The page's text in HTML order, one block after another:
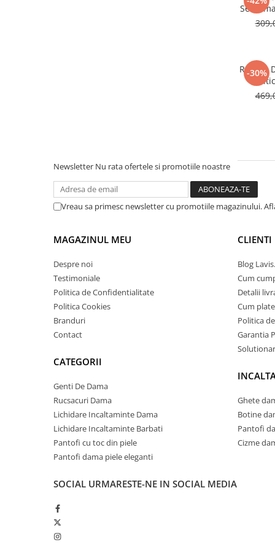
-30%
Rucsac
Newsletter Nu rata ofertele si promotiile noastre
Vreau sa primesc newsletter cu promotiile magazinului.
MAGAZINUL MEU
Despre noi
Testimoniale
Politica de Confidentialitate
Politica Cookies
Branduri
Contact
CATEGORII
Genti De Dama
Rucsacuri Dama
Lichidare Incaltaminte Dama
Lichidare Incaltaminte Barbati
Pantofi cu toc din piele
Pantofi dama piele eleganti
CLIENTI
Blog
Cum
Detalii
Cum
Politica
Garantia
Ghete
Botine
Pantofi
Cizme
SOCIAL URMARESTE-NE IN SOCIAL MEDIA